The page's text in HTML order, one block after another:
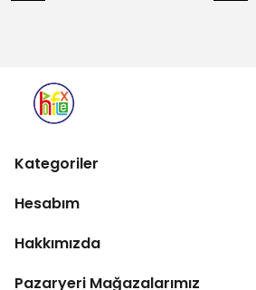
Kategoriler
Hesabım
Hakkımızda
Pazaryeri Mağazalarımız